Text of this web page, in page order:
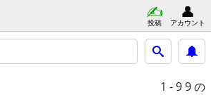
投稿 アカウント
1 - 99 の